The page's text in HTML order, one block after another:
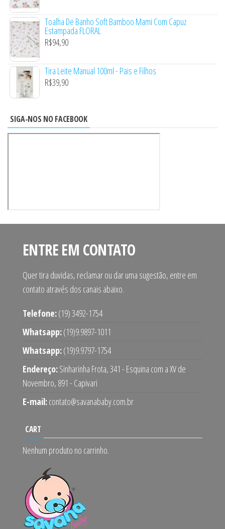
Toalha De Banho Soft Bamboo Mami Com Capuz
Estampada FLORAL
R$94,90
Tira Leite Manual 100ml - Pais e Filhos
R$39,90
SIGA-NOS NO FACEBOOK
ENTRE EM CONTATO
Quer tira duvidas, reclamar ou dar uma sugestão, entre em
contato através dos canais abaixo.
Telefone:(19) 3492-1754
Whatsapp:(19)9.9897-1011
Whatsapp:(19)9.9797-1754
Endereço:Sinharinha Frota, 341 - Esquina com a XV de
Novembro, 891 - Capivari
E-mail:contato@savanababy.com.br
CART
Nenhum produto no carrinho.